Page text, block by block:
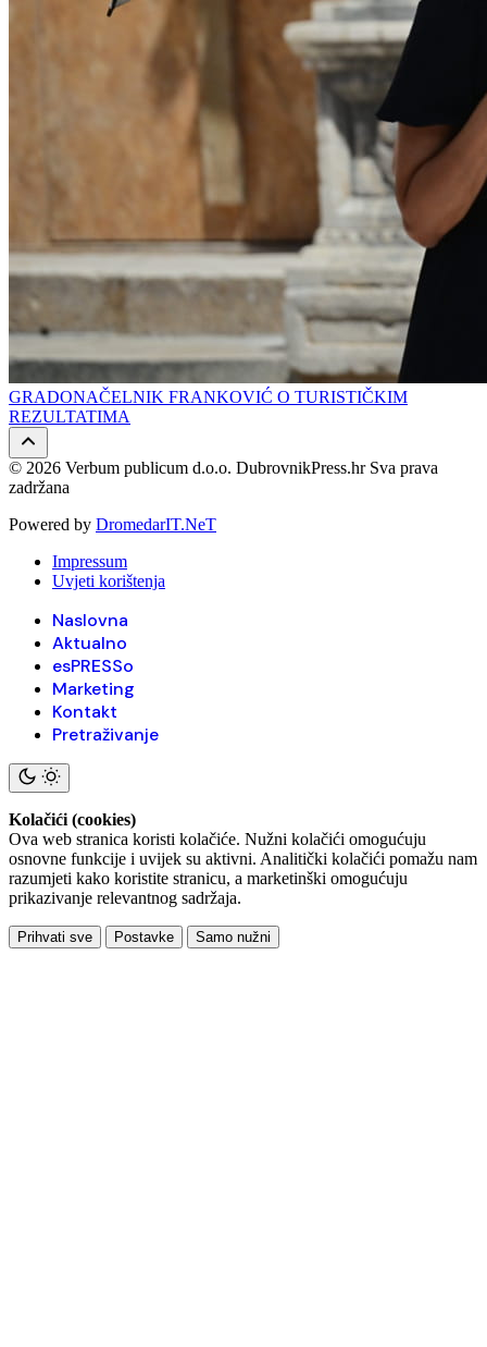
GRADONAČELNIK FRANKOVIĆ O TURISTIČKIM
REZULTATIMA
© 2026 Verbum publicum d.o.o. DubrovnikPress.hr Sva prava
zadržana
Powered by DromedarIT.NeT
Impressum
Uvjeti korištenja
Naslovna
Aktualno
esPRESSo
Marketing
Kontakt
Pretraživanje
Kolačići (cookies)
Ova web stranica koristi kolačiće. Nužni kolačići omogućuju
osnovne funkcije i uvijek su aktivni. Analitički kolačići pomažu nam
razumjeti kako koristite stranicu, a marketinški omogućuju
prikazivanje relevantnog sadržaja.
Prihvati sve Postavke Samo nužni